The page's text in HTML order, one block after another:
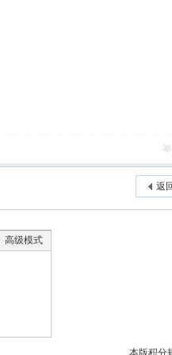
返
高级模式
本版积分